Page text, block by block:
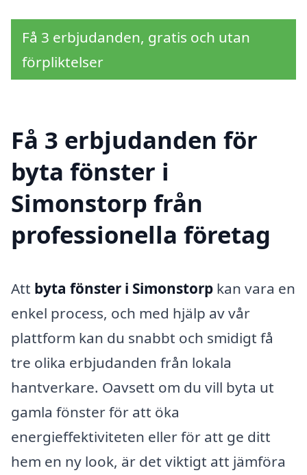
Få 3 erbjudanden, gratis och utan
förpliktelser
Få 3 erbjudanden för
byta fönster i
Simonstorp från
professionella företag
Att byta fönster i Simonstorp kan vara en
enkel process, och med hjälp av vår
plattform kan du snabbt och smidigt få
tre olika erbjudanden från lokala
hantverkare. Oavsett om du vill byta ut
gamla fönster för att öka
energieffektiviteten eller för att ge ditt
hem en ny look, är det viktigt att jämföra